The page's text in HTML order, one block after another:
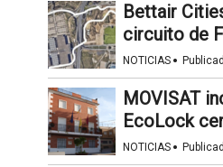
Bettair
circuito de
NOTICIAS ·
MOVISAT
EcoLock
NOTICIAS ·